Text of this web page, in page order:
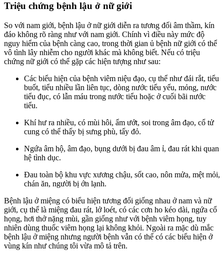
Triệu chứng bệnh lậu ở nữ giới
So với nam giới, bệnh lậu ở nữ giới diễn ra tương đối âm thầm, kín
đáo không rõ ràng như với nam giới. Chính vì điều này mức độ
nguy hiểm của bệnh càng cao, trong thời gian ủ bệnh nữ giới có thể
vô tình lây nhiễm cho người khác mà không biết. Nếu có triệu
chứng nữ giới có thể gặp các hiện tượng như sau:
Các biểu hiện của bệnh viêm niệu đạo, cụ thể như đái rắt, tiểu
buốt, tiểu nhiều lần liên tục, dòng nước tiểu yếu, mỏng, nước
tiểu đục, có lẫn máu trong nước tiểu hoặc ở cuối bãi nước
tiểu.
Khí hư ra nhiều, có mùi hôi, ẩm ướt, soi trong âm đạo, cổ tử
cung có thể thấy bị sưng phù, tấy đỏ.
Ngứa âm hộ, âm đạo, bụng dưới bị đau âm ỉ, đau rát khi quan
hệ tình dục.
Đau toàn bộ khu vực xương chậu, sốt cao, nôn mửa, mệt mỏi,
chán ăn, người bị ớn lạnh.
Bệnh lậu ở miệng có biểu hiện tương đối giống nhau ở nam và nữ
giới, cụ thể là miệng đau rát, lở loét, có các cơn ho kéo dài, ngứa cổ
họng, hơi thở nặng mùi, gần giống như với bệnh viêm họng, tuy
nhiên dùng thuốc viêm họng lại không khỏi. Ngoài ra mặc dù mắc
bệnh lậu ở miệng nhưng người bệnh vẫn có thể có các biểu hiện ở
vùng kín như chúng tôi vừa mô tả trên.